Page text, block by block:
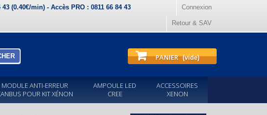
Connexion
(0.40€/min) - Accès PRO : 0811 66 84 43
Retour & SAV
PANIER (vide)
MODULE ANTI-ERREUR
POUR KIT XÉNON
AMPOULE LED
CREE
ACCESSOIRES
XENON